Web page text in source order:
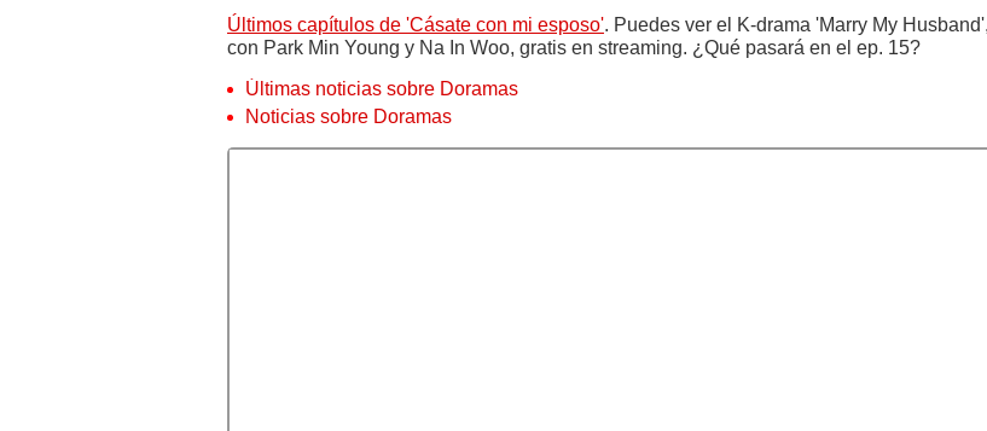
Últimos capítulos de 'Cásate con mi esposo'. Puedes ver el K-drama 'Marry My Husband',
con Park Min Young y Na In Woo, gratis en streaming. ¿Qué pasará en el ep. 15?
Últimas noticias sobre Doramas
Noticias sobre Doramas